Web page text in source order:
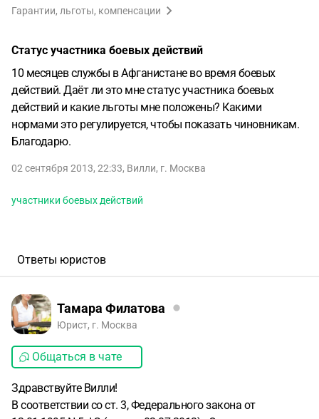
Гарантии, льготы, компенсации
Статус участника боевых действий
10 месяцев службы в Афганистане во время боевых
действий. Даёт ли это мне статус участника боевых
действий и какие льготы мне положены? Какими
нормами это регулируется, чтобы показать чиновникам.
Благодарю.
02 сентября 2013, 22:33, Вилли, г. Москва
участники боевых действий
Ответы юристов
Тамара Филатова
Юрист, г. Москва
Общаться в чате
Здравствуйте Вилли!
В соответствии со ст. 3, Федерального закона от